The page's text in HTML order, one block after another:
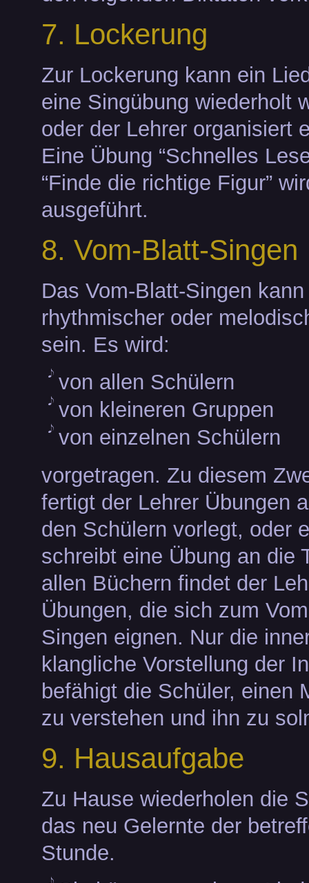
7. Lockerung
Zur Lockerung kann ein
eine Singübung wiederholt
oder der Lehrer organisiert
Eine Übung “Schnelles
“Finde die richtige Figur”
ausgeführt.
8. Vom-Blatt-Singen
Das Vom-Blatt-Singen kann
rhythmischer oder
sein. Es wird:
von allen Schülern
von kleineren Gruppen
von einzelnen Schülern
vorgetragen. Zu diesem
fertigt der Lehrer Übungen
den Schülern vorlegt, oder
schreibt eine Übung an die
allen Büchern findet der
Übungen, die sich zum
Singen eignen. Nur die
klangliche Vorstellung der
befähigt die Schüler, einen
zu verstehen und ihn zu
9. Hausaufgabe
Zu Hause wiederholen die
das neu Gelernte der
Stunde.